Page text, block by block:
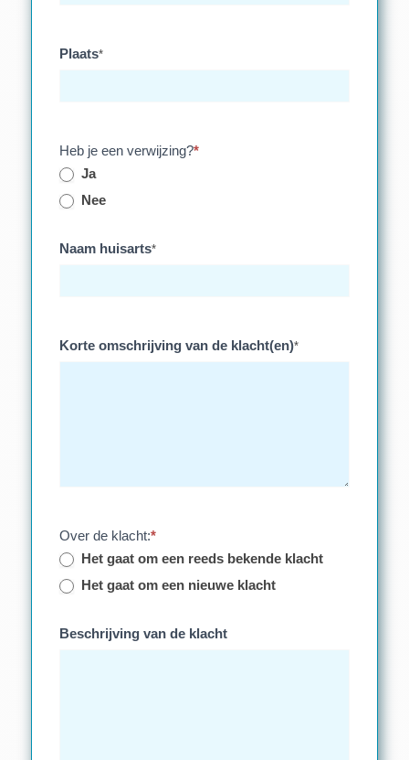
Plaats*
Heb je een verwijzing?*
Ja
Nee
Naam huisarts*
Korte omschrijving van de klacht(en)*
Over de klacht:*
Het gaat om een reeds bekende klacht
Het gaat om een nieuwe klacht
Beschrijving van de klacht